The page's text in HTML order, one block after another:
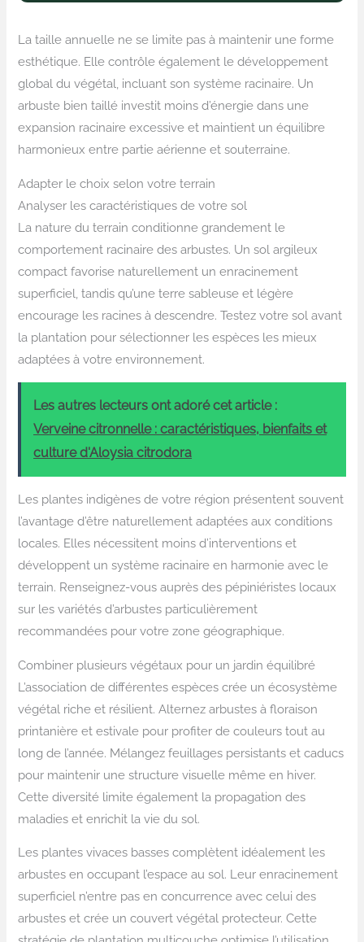
La taille annuelle ne se limite pas à maintenir une forme
esthétique. Elle contrôle également le développement
global du végétal, incluant son système racinaire. Un
arbuste bien taillé investit moins d’énergie dans une
expansion racinaire excessive et maintient un équilibre
harmonieux entre partie aérienne et souterraine.
Adapter le choix selon votre terrain
Analyser les caractéristiques de votre sol
La nature du terrain conditionne grandement le
comportement racinaire des arbustes. Un sol argileux
compact favorise naturellement un enracinement
superficiel, tandis qu’une terre sableuse et légère
encourage les racines à descendre. Testez votre sol avant
la plantation pour sélectionner les espèces les mieux
adaptées à votre environnement.
Les autres lecteurs ont adoré cet article :
Verveine citronnelle : caractéristiques, bienfaits et
culture d'Aloysia citrodora
Les plantes indigènes de votre région présentent souvent
l’avantage d’être naturellement adaptées aux conditions
locales. Elles nécessitent moins d’interventions et
développent un système racinaire en harmonie avec le
terrain. Renseignez-vous auprès des pépiniéristes locaux
sur les variétés d’arbustes particulièrement
recommandées pour votre zone géographique.
Combiner plusieurs végétaux pour un jardin équilibré
L’association de différentes espèces crée un écosystème
végétal riche et résilient. Alternez arbustes à floraison
printanière et estivale pour profiter de couleurs tout au
long de l’année. Mélangez feuillages persistants et caducs
pour maintenir une structure visuelle même en hiver.
Cette diversité limite également la propagation des
maladies et enrichit la vie du sol.
Les plantes vivaces basses complètent idéalement les
arbustes en occupant l’espace au sol. Leur enracinement
superficiel n’entre pas en concurrence avec celui des
arbustes et crée un couvert végétal protecteur. Cette